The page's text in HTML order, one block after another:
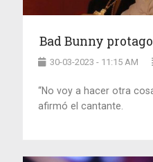
Bad Bunny
30-03-2023 - 11:15 AM
“No voy a hacer otra
afirmó el cantante.